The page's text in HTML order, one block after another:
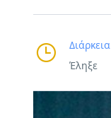
Διάρκεια
Έληξε